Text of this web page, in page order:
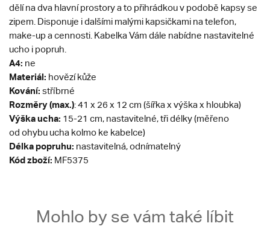
dělí na dva hlavní prostory a to přihrádkou v podobě kapsy se
zipem. Disponuje i dalšími malými kapsičkami na telefon,
make-up a cennosti. Kabelka Vám dále nabídne nastavitelné
ucho i popruh.
A4: ne
Materiál: hovězí kůže
Kování: stříbrné
Rozměry (max.): 41 x 26 x 12 cm (šířka x výška x hloubka)
Výška ucha: 15-21 cm, nastavitelné, tři délky (měřeno
od ohybu ucha kolmo ke kabelce)
Délka popruhu: nastavitelná, odnímatelný
Kód zboží: MF5375
Mohlo by se vám také líbit